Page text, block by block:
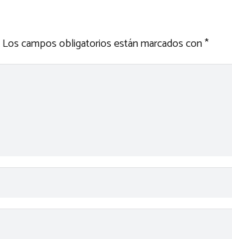
Los campos obligatorios están marcados con*